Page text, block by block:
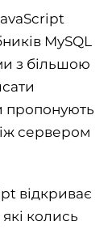
MySQL
з більшою
пропонують
сервером
відкриває
колись